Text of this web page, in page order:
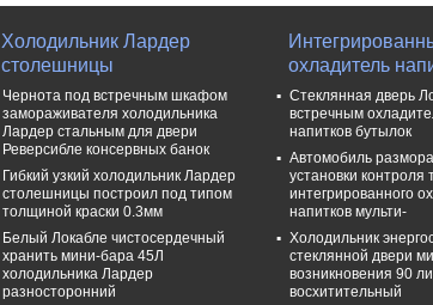
Холодильник Лардер
столешницы
Чернота под встречным шкафом
замораживателя холодильника
Лардер стальным для двери
Реверсибле консервных банок
Гибкий узкий холодильник Лардер
столешницы построил под типом
толщиной краски 0.3мм
Белый Локабле чистосердечный
хранить мини-бара 45Л
холодильника Лардер
разносторонний
охладитель
Стеклянная дверь
встречным
напитков бутылок
Автомобиль
установки контроля
интегрированного
напитков мульти-
Холодильник
стеклянной двери
возникновения 90
восхитительный